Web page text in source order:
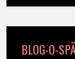
BLOG-O-